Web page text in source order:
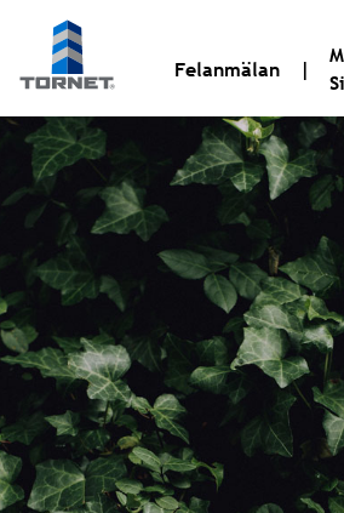
Tornet
AB
|
Felanmälan